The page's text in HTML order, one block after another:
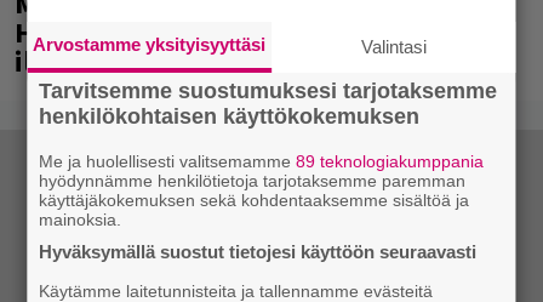
Helsingissä 10-vuotista taivaltaan –
ilmaistapahtumassa loistoesiintyjät
Arvostamme yksityisyyttäsi Valintasi
Tarvitsemme suostumuksesi tarjotaksemme
henkilökohtaisen käyttökokemuksen
Me ja huolellisesti valitsemamme89 teknologiakumppania
hyödynnämme henkilötietoja tarjotaksemme paremman
käyttäjäkokemuksen sekä kohdentaaksemme sisältöä ja
mainoksia.
Hyväksymällä suostut tietojesi käyttöön seuraavasti
Käytämme laitetunnisteita ja tallennamme evästeitä